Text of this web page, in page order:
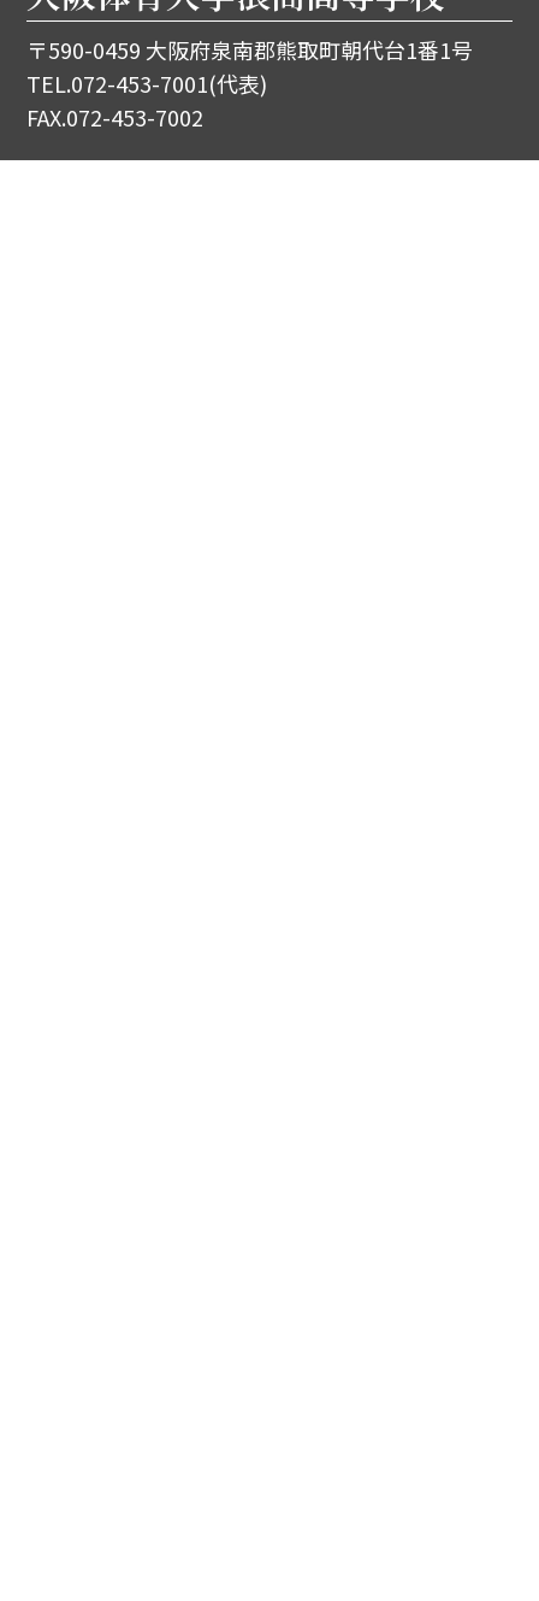
〒590-0459 大阪府泉南郡熊取町朝代台1番1号
TEL.072-453-7001(代表)
FAX.072-453-7002